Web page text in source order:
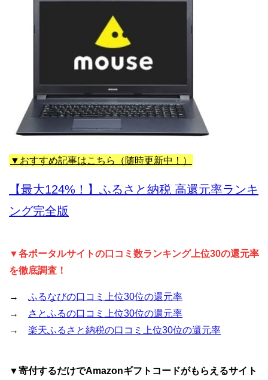
▼おすすめ記事はこちら（随時更新中！）
【最大124%！】ふるさと納税 高還元率ランキ
ング完全版
▼各ポータルサイトの口コミ数ランキング上位30の還元率
を徹底調査！
→ ふるなびの口コミ上位30位の還元率
→
さとふるの口コミ上位30位の還元率
→ 楽天ふるさと納税の口コミ上位30位の還元率
▼寄付するだけでAmazonギフトコードがもらえるサイト